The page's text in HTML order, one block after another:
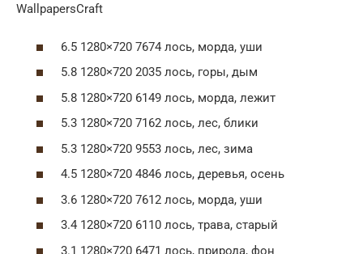
WallpapersCraft
6.5 1280×720 7674 лось, морда, уши
5.8 1280×720 2035 лось, горы, дым
5.8 1280×720 6149 лось, морда, лежит
5.3 1280×720 7162 лось, лес, блики
5.3 1280×720 9553 лось, лес, зима
4.5 1280×720 4846 лось, деревья, осень
3.6 1280×720 7612 лось, морда, уши
3.4 1280×720 6110 лось, трава, старый
3.1 1280×720 6471 лось, природа, фон